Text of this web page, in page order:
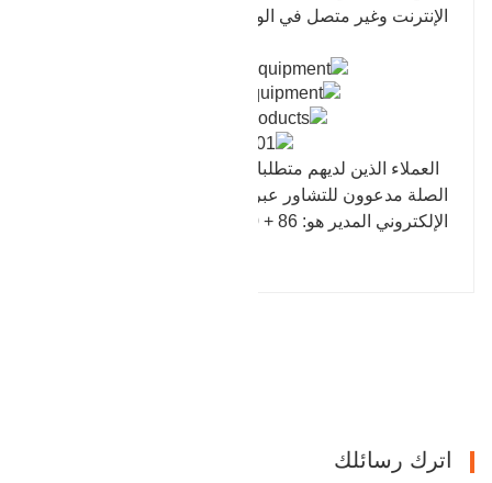
الإنترنت وغير متصل في الوقت المناسب.
العملاء الذين لديهم متطلبات المنتج في الصناعات ذات
الصلة مدعوون للتشاور عبر الإنترنت أو عن طريق البريد
الإلكتروني المدير هو: 86 + 15550459670
اترك رسائلك